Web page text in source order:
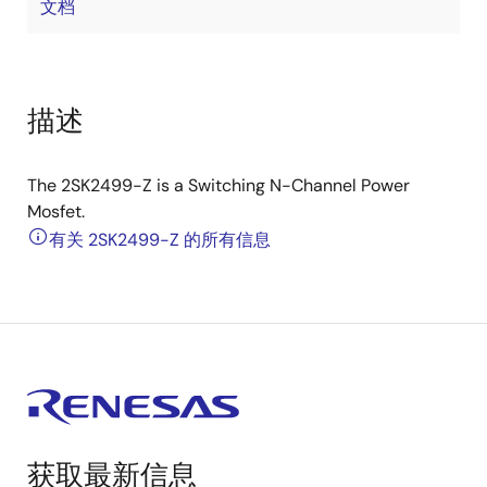
文档
描述
The 2SK2499-Z is a Switching N-Channel Power
Mosfet.
有关 2SK2499-Z 的所有信息
获取最新信息